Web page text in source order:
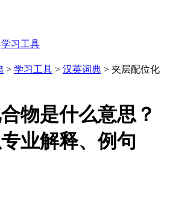
学习工具
> 学习工具 > 汉英词典 > 夹层配位化
物是什么意思？
业解释、例句